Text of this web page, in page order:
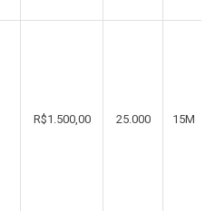
R$1.500,00 25.000 15M